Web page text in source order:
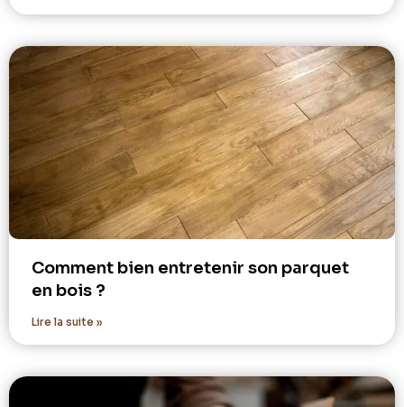
Comment bien entretenir son parquet
en bois ?
Lire la suite »